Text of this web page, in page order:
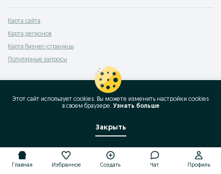
Карта сайта
Карта регионов
Карта бизнес-страницы
Популярные запросы
Главная Избранное Создать Чат Профиль
Этот сайт использует cookies. Вы можете изменить настройки cookies
в своeм браузере. Узнать больше
Закрыть